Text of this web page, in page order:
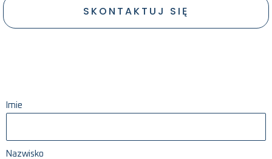
SKONTAKTUJ SIĘ
Imie
Nazwisko